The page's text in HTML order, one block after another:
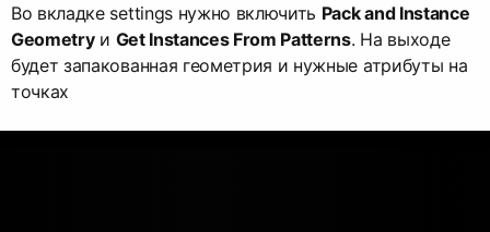
Во вкладке settings нужно включить Pack and Instance
Geometryи Get Instances From Patterns. На выходе
будет запакованная геометрия и нужные атрибуты на
точках